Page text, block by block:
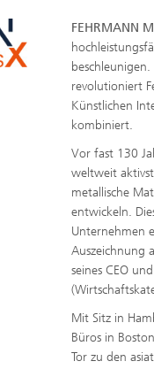
FEHRMANN
revolutioniert
Künstlichen
kombiniert.
Vor fast 130
weltweit
metallische
entwickeln.
Unternehmen
Auszeichnung
seines CEO
Mit Sitz in
Büros in
Tor zu den